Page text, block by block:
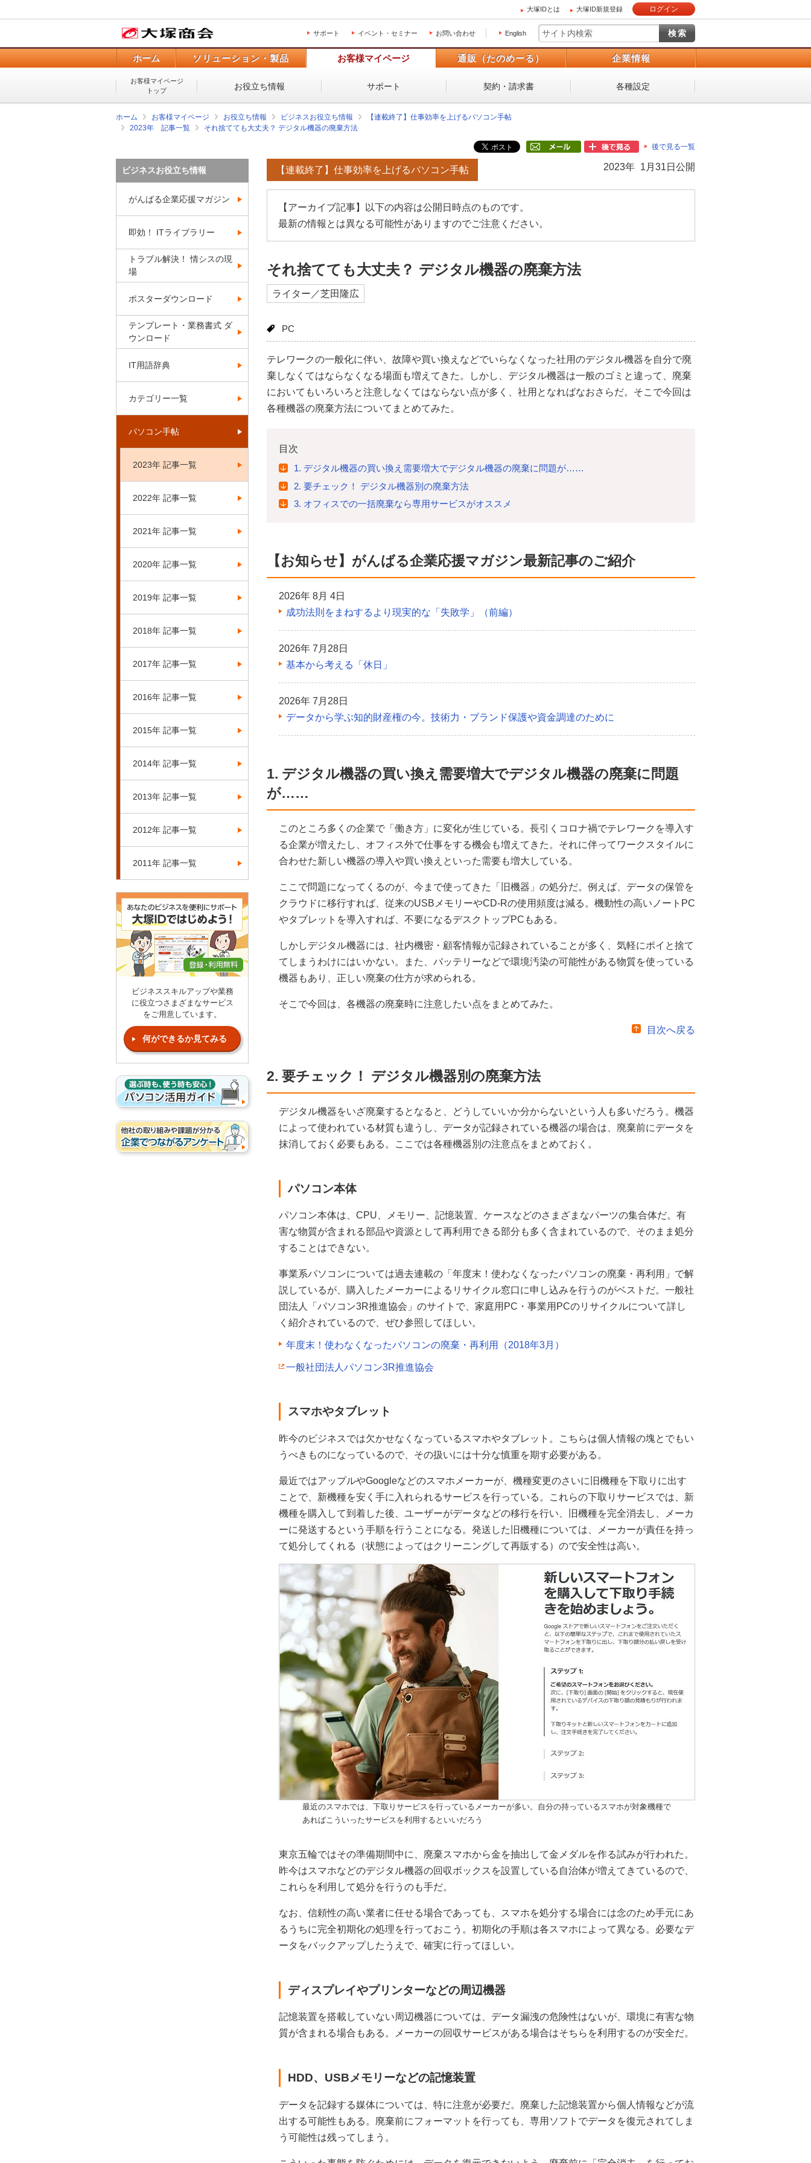
大塚IDとは 大塚ID新規登録 ログイン
サポート イベント・セミナー お問い合わせ English
ホーム ソリューション・製品 お客様マイページ 通販（たのめーる） 企業情報
お客様マイページ
トップ
お役立ち情報 サポート 契約・請求書 各種設定
ホーム お客様マイページ お役立ち情報 ビジネスお役立ち情報
【連載終了】仕事効率を上げるパソコン手帖
2023年 記事一覧
それ捨てても大丈夫？ デジタル機器の廃棄方法
後で見る一覧
2023年 1月31日公開
【連載終了】仕事効率を上げるパソコン手帖
【アーカイブ記事】以下の内容は公開日時点のものです。
最新の情報とは異なる可能性がありますのでご注意ください。
それ捨てても大丈夫？ デジタル機器の廃棄方法
ライター／芝田隆広
PC
テレワークの一般化に伴い、故障や買い換えなどでいらなくなった社用のデジタル機器を自分で廃
棄しなくてはならなくなる場面も増えてきた。しかし、デジタル機器は一般のゴミと違って、廃棄
においてもいろいろと注意しなくてはならない点が多く、社用となればなおさらだ。そこで今回は
各種機器の廃棄方法についてまとめてみた。
目次
1. デジタル機器の買い換え需要増大でデジタル機器の廃棄に問題が……
2. 要チェック！ デジタル機器別の廃棄方法
3. オフィスでの一括廃棄なら専用サービスがオススメ
【お知らせ】がんばる企業応援マガジン最新記事のご紹介
2026年 8月 4日
成功法則をまねするより現実的な「失敗学」（前編）
2026年 7月28日
基本から考える「休日」
2026年 7月28日
データから学ぶ知的財産権の今。技術力・ブランド保護や資金調達のために
1. デジタル機器の買い換え需要増大でデジタル機器の廃棄に問題
が……
このところ多くの企業で「働き方」に変化が生じている。長引くコロナ禍でテレワークを導入す
る企業が増えたし、オフィス外で仕事をする機会も増えてきた。それに伴ってワークスタイルに
合わせた新しい機器の導入や買い換えといった需要も増大している。
ここで問題になってくるのが、今まで使ってきた「旧機器」の処分だ。例えば、データの保管を
クラウドに移行すれば、従来のUSBメモリーやCD-Rの使用頻度は減る。機動性の高いノートPC
やタブレットを導入すれば、不要になるデスクトップPCもある。
しかしデジタル機器には、社内機密・顧客情報が記録されていることが多く、気軽にポイと捨て
てしまうわけにはいかない。また、バッテリーなどで環境汚染の可能性がある物質を使っている
機器もあり、正しい廃棄の仕方が求められる。
そこで今回は、各機器の廃棄時に注意したい点をまとめてみた。
目次へ戻る
2. 要チェック！ デジタル機器別の廃棄方法
デジタル機器をいざ廃棄するとなると、どうしていいか分からないという人も多いだろう。機器
によって使われている材質も違うし、データが記録されている機器の場合は、廃棄前にデータを
抹消しておく必要もある。ここでは各種機器別の注意点をまとめておく。
パソコン本体
パソコン本体は、CPU、メモリー、記憶装置、ケースなどのさまざまなパーツの集合体だ。有
害な物質が含まれる部品や資源として再利用できる部分も多く含まれているので、そのまま処分
することはできない。
事業系パソコンについては過去連載の「年度末！使わなくなったパソコンの廃棄・再利用」で解
説しているが、購入したメーカーによるリサイクル窓口に申し込みを行うのがベストだ。一般社
団法人「パソコン3R推進協会」のサイトで、家庭用PC・事業用PCのリサイクルについて詳し
く紹介されているので、ぜひ参照してほしい。
年度末！使わなくなったパソコンの廃棄・再利用（2018年3月）
一般社団法人パソコン3R推進協会
スマホやタブレット
昨今のビジネスでは欠かせなくなっているスマホやタブレット。こちらは個人情報の塊とでもい
うべきものになっているので、その扱いには十分な慎重を期す必要がある。
最近ではアップルやGoogleなどのスマホメーカーが、機種変更のさいに旧機種を下取りに出す
ことで、新機種を安く手に入れられるサービスを行っている。これらの下取りサービスでは、新
機種を購入して到着した後、ユーザーがデータなどの移行を行い、旧機種を完全消去し、メーカ
ーに発送するという手順を行うことになる。発送した旧機種については、メーカーが責任を持っ
て処分してくれる（状態によってはクリーニングして再販する）ので安全性は高い。
最近のスマホでは、下取りサービスを行っているメーカーが多い。自分の持っているスマホが対象機種で
あればこういったサービスを利用するといいだろう
東京五輪ではその準備期間中に、廃棄スマホから金を抽出して金メダルを作る試みが行われた。
昨今はスマホなどのデジタル機器の回収ボックスを設置している自治体が増えてきているので、
これらを利用して処分を行うのも手だ。
なお、信頼性の高い業者に任せる場合であっても、スマホを処分する場合には念のため手元にあ
るうちに完全初期化の処理を行っておこう。初期化の手順は各スマホによって異なる。必要なデ
ータをバックアップしたうえで、確実に行ってほしい。
ディスプレイやプリンターなどの周辺機器
記憶装置を搭載していない周辺機器については、データ漏洩の危険性はないが、環境に有害な物
質が含まれる場合もある。メーカーの回収サービスがある場合はそちらを利用するのが安全だ。
HDD、USBメモリーなどの記憶装置
データを記録する媒体については、特に注意が必要だ。廃棄した記憶装置から個人情報などが流
出する可能性もある。廃棄前にフォーマットを行っても、専用ソフトでデータを復元されてしま
う可能性は残ってしまう。
ビジネスお役立ち情報
がんばる企業応援マガジン
即効！ ITライブラリー
トラブル解決！ 情シスの現
場
ポスターダウンロード
テンプレート・業務書式 ダ
ウンロード
IT用語辞典
カテゴリー一覧
パソコン手帖
2023年 記事一覧
2022年 記事一覧
2021年 記事一覧
2020年 記事一覧
2019年 記事一覧
2018年 記事一覧
2017年 記事一覧
2016年 記事一覧
2015年 記事一覧
2014年 記事一覧
2013年 記事一覧
2012年 記事一覧
2011年 記事一覧
ビジネススキルアップや業務
に役立つさまざまなサービス
をご用意しています。
何ができるか見てみる